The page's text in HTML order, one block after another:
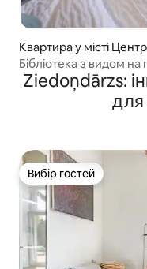
Квартира у місті Центр
Бібліотека з видом на
Ziedoņdārzs:
для
Вибір гостей
Вибір гостей